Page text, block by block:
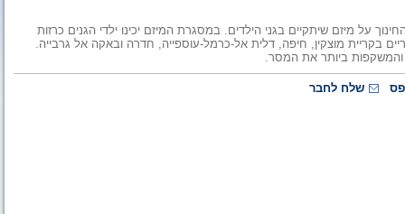
על מיזם שיתקיים בגני הילדים. במסגרת המיזם יכינו ילדי הגנים כרזות
בקריית מוצקין, חיפה, דלית אל-כרמל-עוספייה, חדרה ובאקה אל גרבייה.
והמשקפות ביותר את המסר.
שלח לחבר